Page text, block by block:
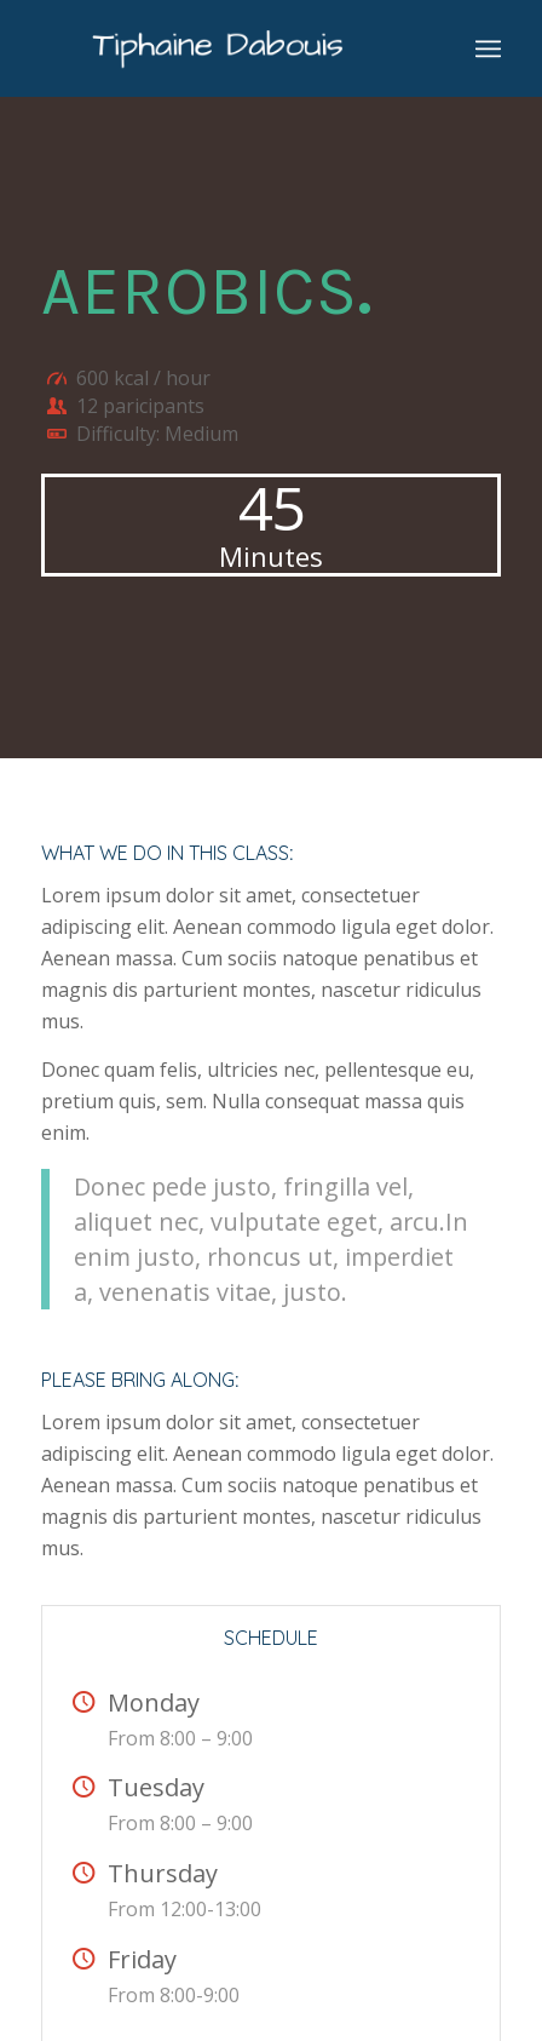
AEROBICS.
600 kcal / hour
12 paricipants
Difficulty: Medium
45
Minutes
WHAT WE DO IN THIS CLASS:
Lorem ipsum dolor sit amet, consectetuer
adipiscing elit. Aenean commodo ligula eget dolor.
Aenean massa. Cum sociis natoque penatibus et
magnis dis parturient montes, nascetur ridiculus
mus.
Donec quam felis, ultricies nec, pellentesque eu,
pretium quis, sem. Nulla consequat massa quis
enim.
Donec pede justo, fringilla vel,
aliquet nec, vulputate eget, arcu.In
enim justo, rhoncus ut, imperdiet
a, venenatis vitae, justo.
PLEASE BRING ALONG:
Lorem ipsum dolor sit amet, consectetuer
adipiscing elit. Aenean commodo ligula eget dolor.
Aenean massa. Cum sociis natoque penatibus et
magnis dis parturient montes, nascetur ridiculus
mus.
SCHEDULE
Monday
From 8:00 – 9:00
Tuesday
From 8:00 – 9:00
Thursday
From 12:00-13:00
Friday
From 8:00-9:00